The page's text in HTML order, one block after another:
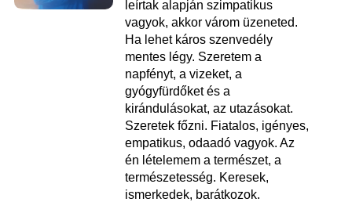
leírtak alapján szimpatikus
vagyok, akkor várom üzeneted.
Ha lehet káros szenvedély
mentes légy. Szeretem a
napfényt, a vizeket, a
gyógyfürdőket és a
kirándulásokat, az utazásokat.
Szeretek főzni. Fiatalos, igényes,
empatikus, odaadó vagyok. Az
én lételemem a természet, a
természetesség. Keresek,
ismerkedek, barátkozok.